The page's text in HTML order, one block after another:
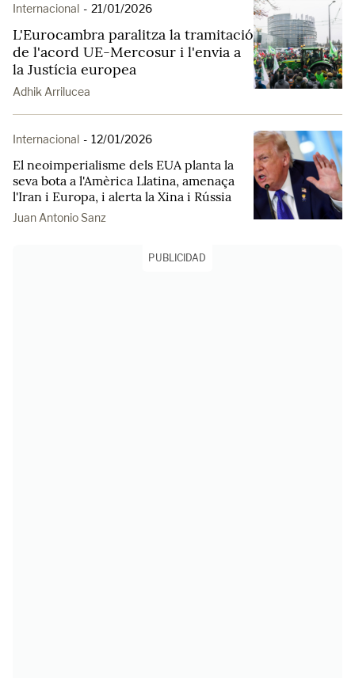
Internacional - 21/01/2026
L'Eurocambra paralitza la tramitació
de l'acord UE-Mercosur i l'envia a
la Justícia europea
Adhik Arrilucea
Internacional - 12/01/2026
El neoimperialisme dels EUA planta la
seva bota a l'Amèrica Llatina, amenaça
l'Iran i Europa, i alerta la Xina i Rússia
Juan Antonio Sanz
PUBLICIDAD